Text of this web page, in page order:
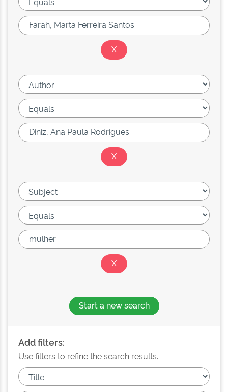
Start a new search
Add filters:
Use filters to refine the search results.